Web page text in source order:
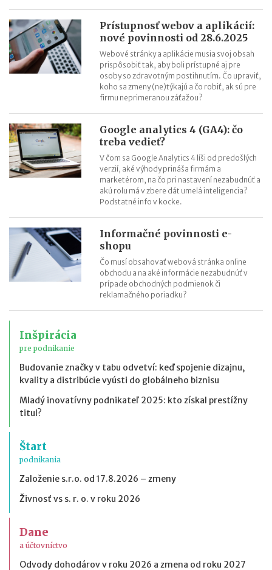
Prístupnosť webov a aplikácií:
nové povinnosti od 28.6.2025
Webové stránky a aplikácie musia svoj obsah
prispôsobiť tak, aby boli prístupné aj pre
osoby so zdravotným postihnutím. Čo upraviť,
koho sa zmeny (ne)týkajú a čo robiť, ak sú pre
firmu neprimeranou záťažou?
Google analytics 4 (GA4): čo
treba vedieť?
V čom sa Google Analytics 4 líši od predošlých
verzií, aké výhody prináša firmám a
marketérom, na čo pri nastavení nezabudnúť a
akú rolu má v zbere dát umelá inteligencia?
Podstatné info v kocke.
Informačné povinnosti e-
shopu
Čo musí obsahovať webová stránka online
obchodu a na aké informácie nezabudnúť v
prípade obchodných podmienok či
reklamačného poriadku?
Inšpirácia
pre podnikanie
Budovanie značky v tabu odvetví: keď spojenie dizajnu,
kvality a distribúcie vyústi do globálneho biznisu
Mladý inovatívny podnikateľ 2025: kto získal prestížny
titul?
Štart
podnikania
Založenie s.r.o. od 17.8.2026 – zmeny
Živnosť vs s. r. o. v roku 2026
Dane
a účtovníctvo
Odvody dohodárov v roku 2026 a zmena od roku 2027